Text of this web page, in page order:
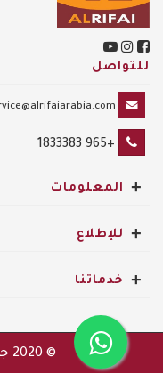
للتواصل
+965 1833383
المعلومات +
للإطلاع +
خدماتنا +
© 2020